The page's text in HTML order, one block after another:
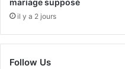
mariage supposé
il y a 2 jours
Follow Us